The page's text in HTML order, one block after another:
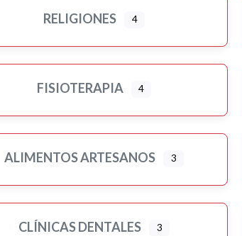
RELIGIONES 4
FISIOTERAPIA 4
ALIMENTOS ARTESANOS 3
CLÍNICAS DENTALES 3